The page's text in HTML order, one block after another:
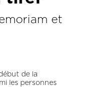
et
de la
les personnes